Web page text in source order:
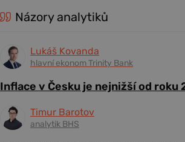
Názory analytiků
Lukáš Kovanda
hlavní ekonom Trinity Bank
Inflace v Česku je nejnižší od roku
Timur Barotov
analytik BHS